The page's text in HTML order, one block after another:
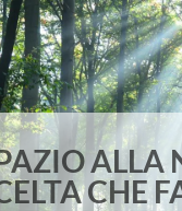
ALLA
CHE